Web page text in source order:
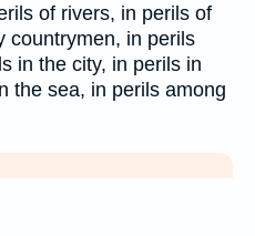
of rivers, in perils of
countrymen, in perils
in the city, in perils in
the sea, in perils among